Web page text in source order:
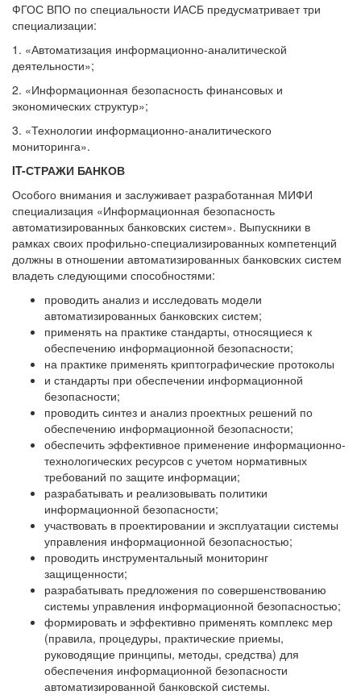
ФГОС ВПО по специальности ИАСБ предусматривает три
специализации:
1. «Автоматизация информационно-аналитической
деятельности»;
2. «Информационная безопасность финансовых и
экономических структур»;
3. «Технологии информационно-аналитического
мониторинга».
IT-СТРАЖИ БАНКОВ
Особого внимания и заслуживает разработанная МИФИ
специализация «Информационная безопасность
автоматизированных банковских систем». Выпускники в
рамках своих профильно-специализированных компетенций
должны в отношении автоматизированных банковских систем
владеть следующими способностями:
проводить анализ и исследовать модели
автоматизированных банковских систем;
применять на практике стандарты, относящиеся к
обеспечению информационной безопасности;
на практике применять криптографические протоколы
и стандарты при обеспечении информационной
безопасности;
проводить синтез и анализ проектных решений по
обеспечению информационной безопасности;
обеспечить эффективное применение информационно-
технологических ресурсов с учетом нормативных
требований по защите информации;
разрабатывать и реализовывать политики
информационной безопасности;
участвовать в проектировании и эксплуатации системы
управления информационной безопасностью;
проводить инструментальный мониторинг
защищенности;
разрабатывать предложения по совершенствованию
системы управления информационной безопасностью;
формировать и эффективно применять комплекс мер
(правила, процедуры, практические приемы,
руководящие принципы, методы, средства) для
обеспечения информационной безопасности
автоматизированной банковской системы.